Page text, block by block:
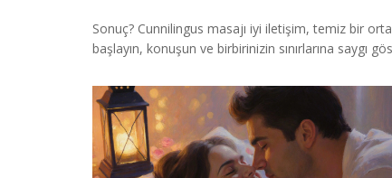
Sonuç? Cunnilingus masajı iyi iletişim, temiz bir
başlayın, konuşun ve birbirinizin sınırlarına saygı